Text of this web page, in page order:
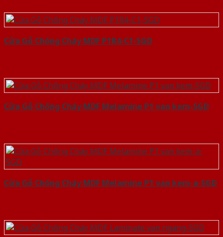
Cửa Gỗ Chống Cháy MDF P1R4-C1-SGD
Cửa Gỗ Chống Cháy MDF Melamine P1 van kem-SGD
Cửa Gỗ Chống Cháy MDF Melamine P1 van kem-a-SGD